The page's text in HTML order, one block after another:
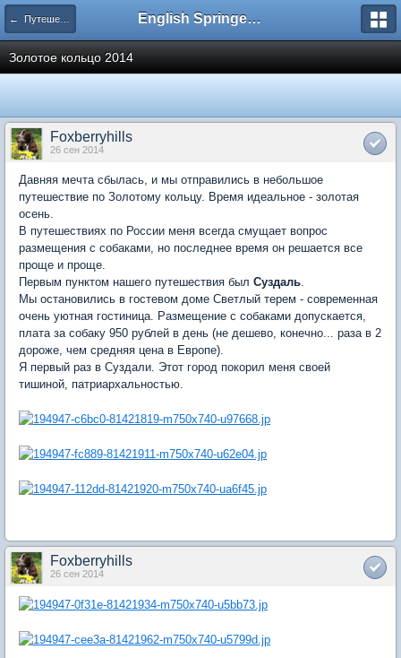
← Путешествия со спрингерами и филд спаниелями - отчеты из поездок English Springer Spaniel Club
Золотое кольцо 2014
Foxberryhills
26 сен 2014
Давняя мечта сбылась, и мы отправились в небольшое
путешествие по Золотому кольцу. Время идеальное - золотая
осень.
В путешествиях по России меня всегда смущает вопрос
размещения с собаками, но последнее время он решается все
проще и проще.
Первым пунктом нашего путешествия был Суздаль.
Мы остановились в гостевом доме Светлый терем - современная
очень уютная гостиница. Размещение с собаками допускается,
плата за собаку 950 рублей в день (не дешево, конечно... раза в 2
дороже, чем средняя цена в Европе).
Я первый раз в Суздали. Этот город покорил меня своей
тишиной, патриархальностью.
Foxberryhills
26 сен 2014